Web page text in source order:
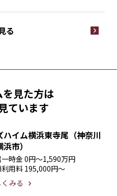
る
を見た方は
ています
ハイム横浜東寺尾（神奈川
市）
一時金 0円〜1,590万円
用料195,000円〜
みる